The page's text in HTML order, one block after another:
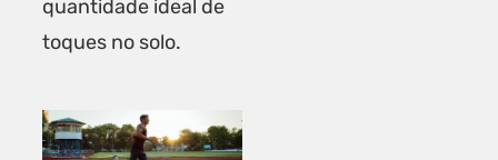
quantidade ideal de
toques no solo.